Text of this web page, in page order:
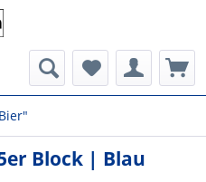
Block | Blau